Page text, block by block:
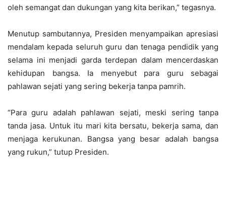
oleh semangat dan dukungan yang kita berikan,” tegasnya.
Menutup sambutannya, Presiden menyampaikan apresiasi
mendalam kepada seluruh guru dan tenaga pendidik yang
selama ini menjadi garda terdepan dalam mencerdaskan
kehidupan bangsa. Ia menyebut para guru sebagai
pahlawan sejati yang sering bekerja tanpa pamrih.
“Para guru adalah pahlawan sejati, meski sering tanpa
tanda jasa. Untuk itu mari kita bersatu, bekerja sama, dan
menjaga kerukunan. Bangsa yang besar adalah bangsa
yang rukun,” tutup Presiden.